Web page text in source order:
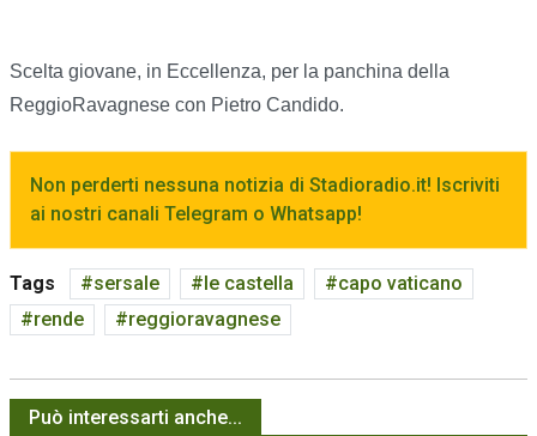
Scelta giovane, in Eccellenza, per la panchina della
ReggioRavagnese con Pietro Candido.
Non perderti nessuna notizia di Stadioradio.it! Iscriviti
ai nostri canali Telegram o Whatsapp!
Tags sersale le castella
capo vaticano
rende
reggioravagnese
Può interessarti anche...